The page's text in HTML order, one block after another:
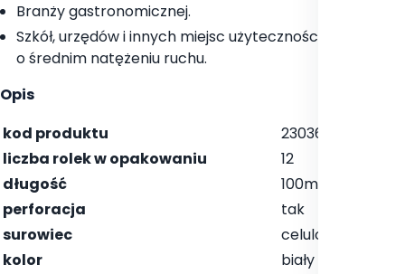
Branży gastronomicznej.
Szkół, urzędów i innych miejsc użyteczności publicznej
o średnim natężeniu ruchu.
Opis
kod produktu
23036
liczba rolek w opakowaniu
12
długość
100m
perforacja
tak
surowiec
celuloza
kolor
biały